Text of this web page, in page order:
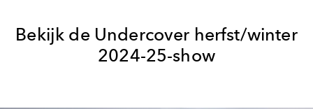
Bekijk de Undercover herfst/winter
2024-25-show